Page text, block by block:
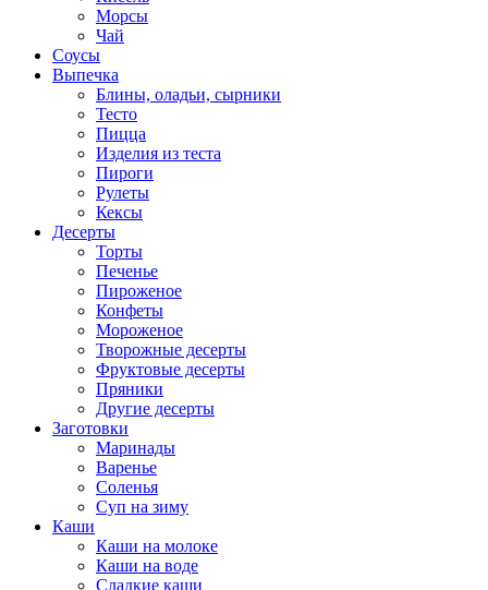
Морсы
Чай
Соусы
Выпечка
Блины, оладьи, сырники
Тесто
Пицца
Изделия из теста
Пироги
Рулеты
Кексы
Десерты
Торты
Печенье
Пироженое
Конфеты
Мороженое
Творожные десерты
Фруктовые десерты
Пряники
Другие десерты
Заготовки
Маринады
Варенье
Соленья
Суп на зиму
Каши
Каши на молоке
Каши на воде
Сладкие каши